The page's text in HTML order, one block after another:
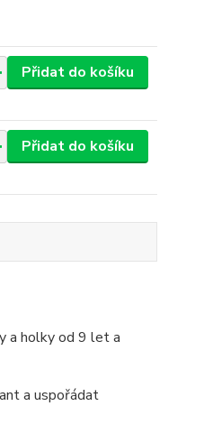
Přidat do košíku
Přidat do košíku
a holky od 9 let a
a uspořádat